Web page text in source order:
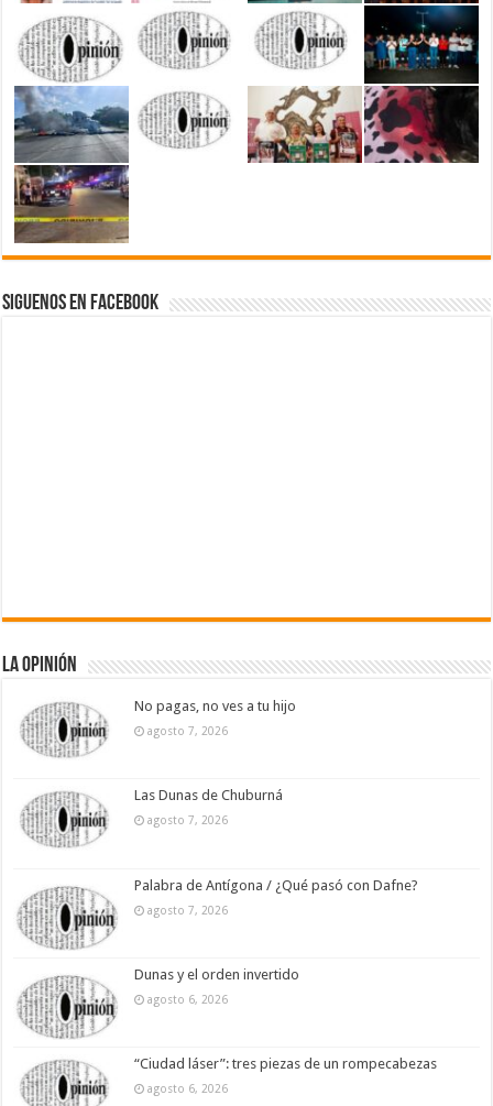
Siguenos en Facebook
La Opinión
No pagas, no ves a tu hijo
agosto 7, 2026
Las Dunas de Chuburná
agosto 7, 2026
Palabra de Antígona / ¿Qué pasó con Dafne?
agosto 7, 2026
Dunas y el orden invertido
agosto 6, 2026
“Ciudad láser”: tres piezas de un rompecabezas
agosto 6, 2026